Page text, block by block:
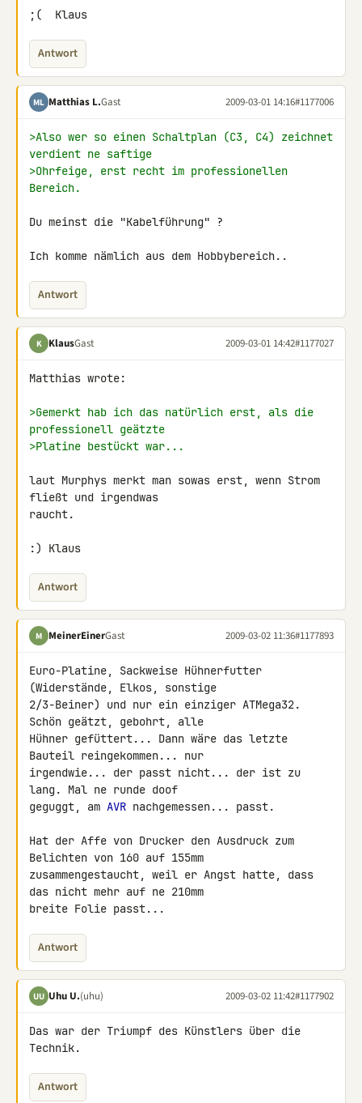
;(  Klaus
Antwort
ML Matthias L.Gast 2009-03-01 14:16#1177006
>Also wer so einen Schaltplan (C3, C4) zeichnet
verdient ne saftige
>Ohrfeige, erst recht im professionellen
Bereich.
Du meinst die "Kabelführung" ?
Ich komme nämlich aus dem Hobbybereich..
Antwort
K KlausGast 2009-03-01 14:42#1177027
Matthias wrote:
>Gemerkt hab ich das natürlich erst, als die
professionell geätzte
>Platine bestückt war...
laut Murphys merkt man sowas erst, wenn Strom
fließt und irgendwas
raucht.
:) Klaus
Antwort
M MeinerEinerGast 2009-03-02 11:36#1177893
Euro-Platine, Sackweise Hühnerfutter
(Widerstände, Elkos, sonstige
2/3-Beiner) und nur ein einziger ATMega32.
Schön geätzt, gebohrt, alle
Hühner gefüttert... Dann wäre das letzte
Bauteil reingekommen... nur
irgendwie... der passt nicht... der ist zu
lang. Mal ne runde doof
geguggt, am AVR nachgemessen... passt.
Hat der Affe von Drucker den Ausdruck zum
Belichten von 160 auf 155mm
zusammengestaucht, weil er Angst hatte, dass
das nicht mehr auf ne 210mm
breite Folie passt...
Antwort
UU Uhu U.(uhu) 2009-03-02 11:42#1177902
Das war der Triumpf des Künstlers über die
Technik.
Antwort